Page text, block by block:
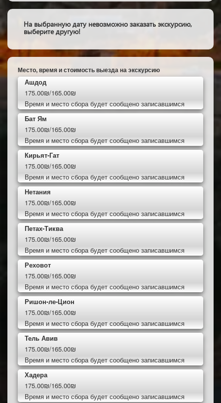
На выбранную дату невозможно заказать экскурсию,
выберите другую!
Место, время и стоимость выезда на экскурсию
Ашдод
175.00₪/165.00₪
Время и место сбора будет сообщено записавшимся
Бат Ям
175.00₪/165.00₪
Время и место сбора будет сообщено записавшимся
Кирьят-Гат
175.00₪/165.00₪
Время и место сбора будет сообщено записавшимся
Нетания
175.00₪/165.00₪
Время и место сбора будет сообщено записавшимся
Петах-Тиква
175.00₪/165.00₪
Время и место сбора будет сообщено записавшимся
Реховот
175.00₪/165.00₪
Время и место сбора будет сообщено записавшимся
Ришон-ле-Цион
175.00₪/165.00₪
Время и место сбора будет сообщено записавшимся
Тель Авив
175.00₪/165.00₪
Время и место сбора будет сообщено записавшимся
Хадера
175.00₪/165.00₪
Время и место сбора будет сообщено записавшимся